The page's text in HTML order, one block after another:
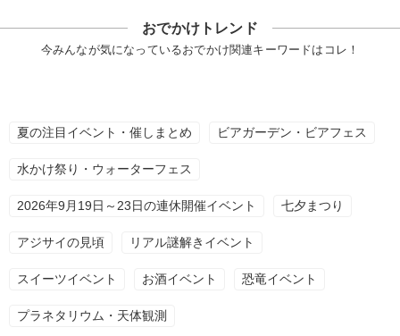
おでかけトレンド
今みんなが気になっているおでかけ関連キーワードはコレ！
夏の注目イベント・催しまとめ ビアガーデン・ビアフェス
水かけ祭り・ウォーターフェス
2026年9月19日～23日の連休開催イベント 七夕まつり
アジサイの見頃 リアル謎解きイベント
スイーツイベント お酒イベント 恐竜イベント
プラネタリウム・天体観測